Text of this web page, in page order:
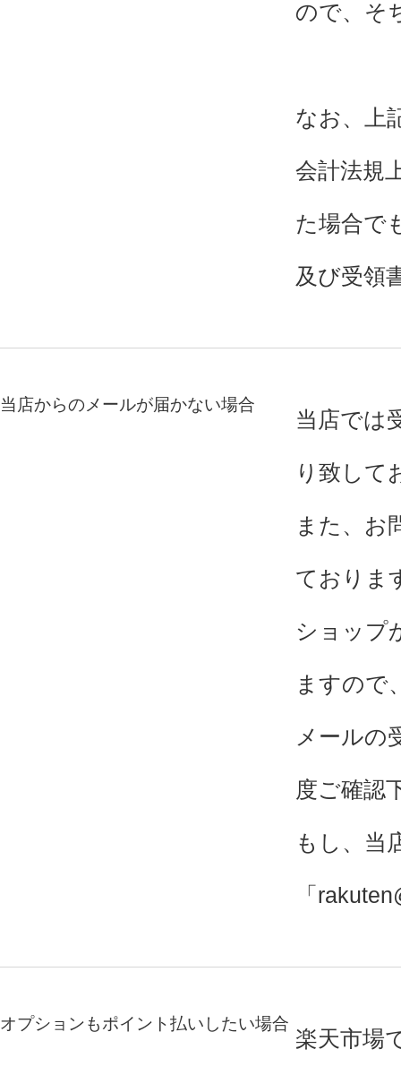
ので、そ
なお、上
会計法規
た場合で
及び受領
当店からのメールが届かない場合
当店では
り致して
また、お
ておりま
ショップ
ますので
メールの
度ご確認
もし、当
「
オプションもポイント払いしたい場合
楽天市場